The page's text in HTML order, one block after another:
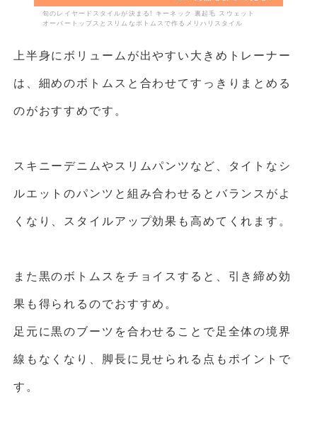
旬のレイヤードスタイルが決まる! キーネック 裏起毛 スウェット
オーバートップスとスリムなボトムスで作るメリハリスタイル
上半身にボリュームが出やすい大きめトレーナー
は、細めのボトムスと合わせてすっきりまとめる
のがおすすめです。
スキニーデニムやスリムパンツなど、タイトなシ
ルエットのパンツと組み合わせるとバランスがよ
くなり、スタイルアップ効果も高めてくれます。
また黒のボトムスをチョイスすると、引き締め効
果も得られるのでおすすめ。
足元に黒のブーツを合わせることで足全体の境界
線もなくなり、脚長に見せられる点もポイントで
す。